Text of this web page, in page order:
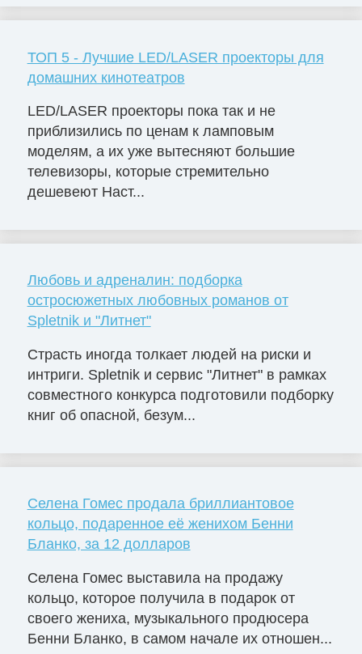
ТОП 5 - Лучшие LED/LASER проекторы для
домашних кинотеатров
LED/LASER проекторы пока так и не
приблизились по ценам к ламповым
моделям, а их уже вытесняют большие
телевизоры, которые стремительно
дешевеют Наст...
Любовь и адреналин: подборка
остросюжетных любовных романов от
Spletnik и "Литнет"
Страсть иногда толкает людей на риски и
интриги. Spletnik и сервис "Литнет" в рамках
совместного конкурса подготовили подборку
книг об опасной, безум...
Селена Гомес продала бриллиантовое
кольцо, подаренное её женихом Бенни
Бланко, за 12 долларов
Селена Гомес выставила на продажу
кольцо, которое получила в подарок от
своего жениха, музыкального продюсера
Бенни Бланко, в самом начале их отношен...